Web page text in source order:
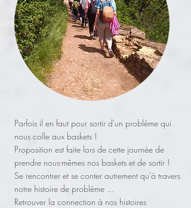
Parfois il en faut pour sortir d'un problème qui
nous colle aux baskets !
Proposition est faite lors de cette journée de
prendre nous-mêmes nos baskets et de sortir !
Se rencontrer et se conter autrement qu'à travers
notre histoire de problème ...
Retrouver la connection à nos histoires